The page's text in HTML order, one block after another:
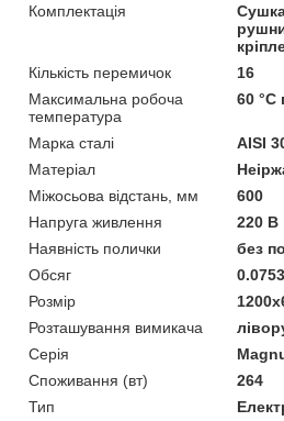
Комплектація
Кількість перемичок
16
Максимальна робоча
температура
60 °С
Марка сталі
AISI
Матеріал
Міжосьова відстань, мм
600
Напруга живлення
220 В
Наявність полички
без
Обсяг
Розмір
Розташування вимикача
Серія
Споживання (вт)
264
Тип